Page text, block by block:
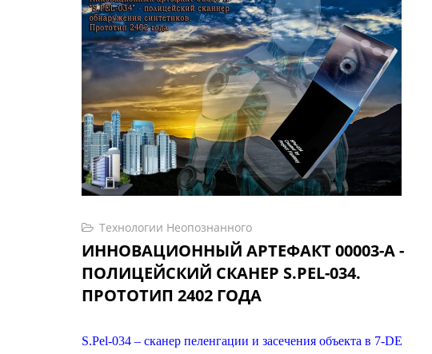
Технологии Неопознанного
ИННОВАЦИОННЫЙ АРТЕФАКТ 00003-А -
ПОЛИЦЕЙСКИЙ СКАНЕР S.PEL-034.
ПРОТОТИП 2402 ГОДА
S.Рel-034 – сканер пеленгации и засечения объекта в 7-DE